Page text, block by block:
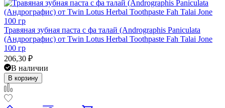
Травяная зубная паста с фа талай (Andrographis Paniculata
(Андрографис) от Twin Lotus Herbal Toothpaste Fah Talai Jone
100 гр
206,30 ₽
В наличии
В корзину